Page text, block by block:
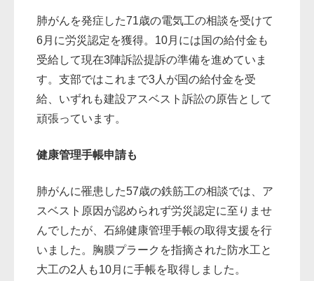
肺がんを発症した71歳の電気工の相談を受けて
6月に労災認定を獲得。10月には国の給付金も
受給して現在3陣訴訟提訴の準備を進めていま
す。支部ではこれまで3人が国の給付金を受
給、いずれも建設アスベスト訴訟の原告として
頑張っています。
健康管理手帳申請も
肺がんに罹患した57歳の鉄筋工の相談では、ア
スベスト原因が認められず労災認定に至りませ
んでしたが、石綿健康管理手帳の取得支援を行
いました。胸膜プラークを指摘された防水工と
大工の2人も10月に手帳を取得しました。